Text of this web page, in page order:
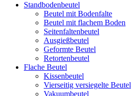
Standbodenbeutel
Beutel mit Bodenfalte
Beutel mit flachem Boden
Seitenfaltenbeutel
Ausgießbeutel
Geformte Beutel
Retortenbeutel
Flache Beutel
Kissenbeutel
Vierseitig versiegelte Beutel
Vakuumbeutel